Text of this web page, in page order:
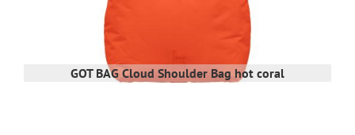
GOT BAG Cloud Shoulder Bag hot coral